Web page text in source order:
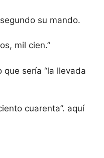
su mando.
mil cien.”
que sería “la llevada
cuarenta”. aquí